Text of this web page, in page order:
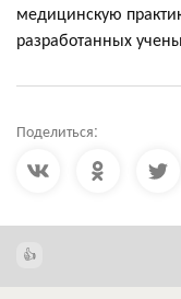
медицинскую
разработанных
Поделиться: